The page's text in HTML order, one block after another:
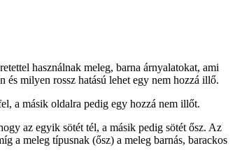
használnak meleg, barna árnyalatokat, ami
és milyen rossz hatású lehet egy nem hozzá illő.
a másik oldalra pedig egy hozzá nem illőt.
az egyik sötét tél, a másik pedig sötét ősz. Az
a meleg típusnak (ősz) a meleg barnás, barackos